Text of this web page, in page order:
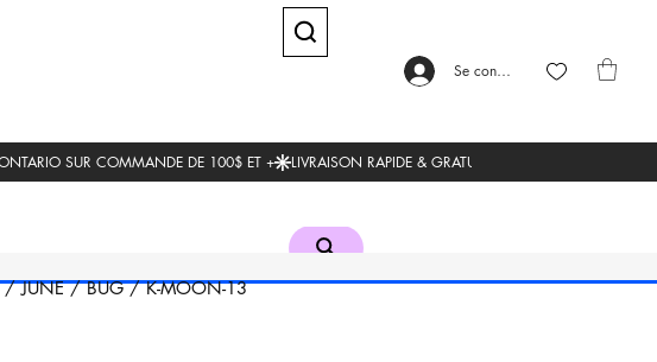
Se connecter
/ JUNE / BUG / K-MOON-13